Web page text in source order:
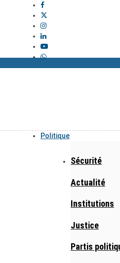
Politique
Sécurité
Actualité
Institutions
Justice
Partis